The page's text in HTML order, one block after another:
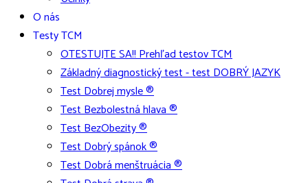
O nás
Testy TCM
OTESTUJTE SA!! Prehľad testov TCM
Základný diagnostický test - test DOBRÝ JAZYK
Test Dobrej mysle ®
Test Bezbolestná hlava ®
Test BezObezity ®
Test Dobrý spánok ®
Test Dobrá menštruácia ®